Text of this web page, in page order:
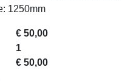
1250mm
€ 50,00
1
€ 50,00